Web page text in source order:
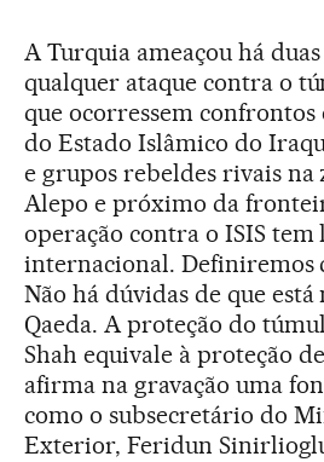
A Turquia ameaçou há
qualquer ataque contra o
que ocorressem
do Estado Islâmico do
e grupos rebeldes rivais na
Alepo e próximo da
operação contra o ISIS
internacional. Definiremos
Não há dúvidas de que
Qaeda. A proteção do
Shah equivale à proteção
afirma na gravação uma
como o subsecretário do
Exterior, Feridun